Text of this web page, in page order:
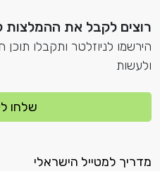
רוצים לקבל את ההמלצות
הירשמו לניוזלטר ותקבלו
ולעשות
שלחו
מדריך למטייל הישראלי